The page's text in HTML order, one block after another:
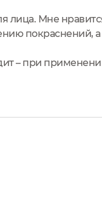
лица. Мне
покраснений,
– при